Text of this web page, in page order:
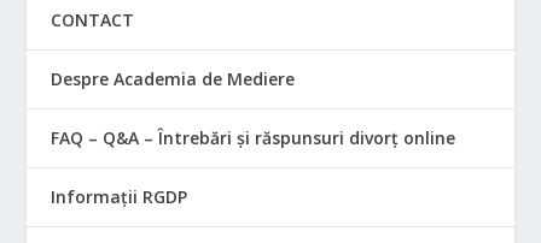
CONTACT
Despre Academia de Mediere
FAQ – Q&A – Întrebări și răspunsuri divorț online
Informații RGDP